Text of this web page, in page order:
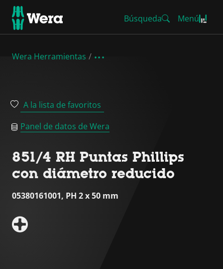
Búsqueda Menú
Wera Herramientas
A la lista de favoritos
Panel de datos de Wera
851/4 RH Puntas Phillips
con diámetro reducido
05380161001, PH 2 x 50 mm